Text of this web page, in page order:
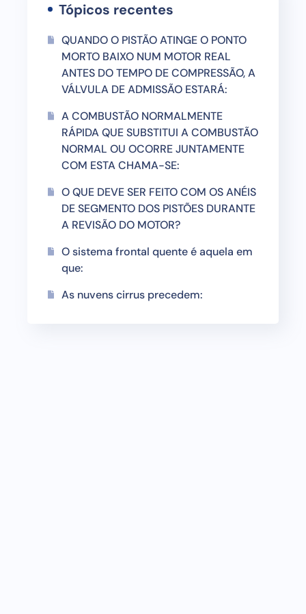
Tópicos recentes
QUANDO O PISTÃO ATINGE O PONTO
MORTO BAIXO NUM MOTOR REAL
ANTES DO TEMPO DE COMPRESSÃO, A
VÁLVULA DE ADMISSÃO ESTARÁ:
A COMBUSTÃO NORMALMENTE
RÁPIDA QUE SUBSTITUI A COMBUSTÃO
NORMAL OU OCORRE JUNTAMENTE
COM ESTA CHAMA-SE:
O QUE DEVE SER FEITO COM OS ANÉIS
DE SEGMENTO DOS PISTÕES DURANTE
A REVISÃO DO MOTOR?
O sistema frontal quente é aquela em
que:
As nuvens cirrus precedem: